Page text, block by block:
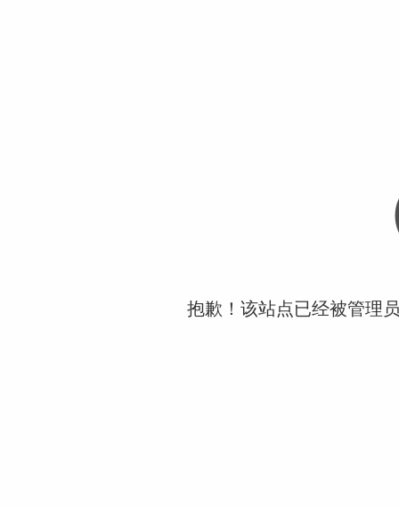
抱歉！该站点已经被管理